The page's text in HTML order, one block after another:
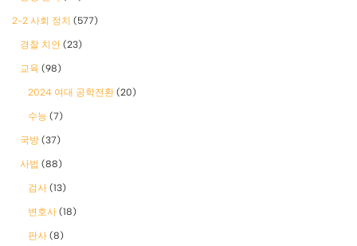
2-2 사회 정치 (577)
경찰 치안 (23)
교육 (98)
2024 여대 공학전환 (20)
수능 (7)
국방 (37)
사법 (88)
검사 (13)
변호사 (18)
판사 (8)